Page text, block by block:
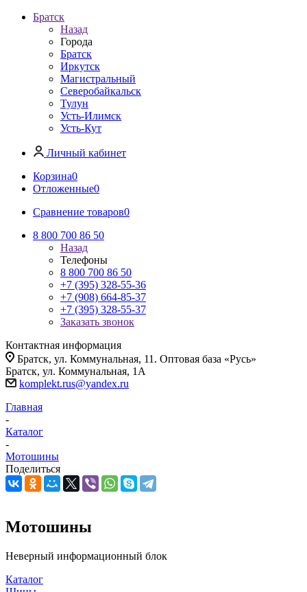
Братск
Назад
Города
Братск
Иркутск
Магистральный
Северобайкальск
Тулун
Усть-Илимск
Усть-Кут
Личный кабинет
Корзина0
Отложенные0
Сравнение товаров0
8 800 700 86 50
Назад
Телефоны
8 800 700 86 50
+7 (395) 328-55-36
+7 (908) 664-85-37
+7 (395) 328-55-37
Заказать звонок
Контактная информация
Братск, ул. Коммунальная, 11. Оптовая база «Русь»
Братск, ул. Коммунальная, 1А
komplekt.rus@yandex.ru
Главная
-
Каталог
-
Мотошины
Поделиться
Мотошины
Неверный информационный блок
Каталог